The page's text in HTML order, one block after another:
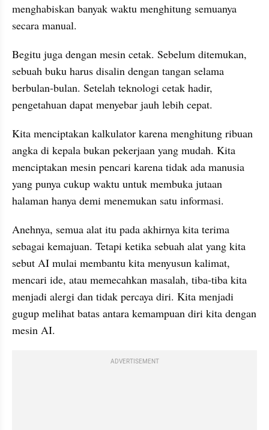
menghabiskan banyak waktu menghitung semuanya
secara manual.
Begitu juga dengan mesin cetak. Sebelum ditemukan,
sebuah buku harus disalin dengan tangan selama
berbulan-bulan. Setelah teknologi cetak hadir,
pengetahuan dapat menyebar jauh lebih cepat.
Kita menciptakan kalkulator karena menghitung ribuan
angka di kepala bukan pekerjaan yang mudah. Kita
menciptakan mesin pencari karena tidak ada manusia
yang punya cukup waktu untuk membuka jutaan
halaman hanya demi menemukan satu informasi.
Anehnya, semua alat itu pada akhirnya kita terima
sebagai kemajuan. Tetapi ketika sebuah alat yang kita
sebut AI mulai membantu kita menyusun kalimat,
mencari ide, atau memecahkan masalah, tiba-tiba kita
menjadi alergi dan tidak percaya diri. Kita menjadi
gugup melihat batas antara kemampuan diri kita dengan
mesin AI.
ADVERTISEMENT